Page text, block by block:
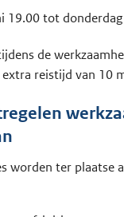
19.00 tot
de
reistijd van 10
worden ter plaatse